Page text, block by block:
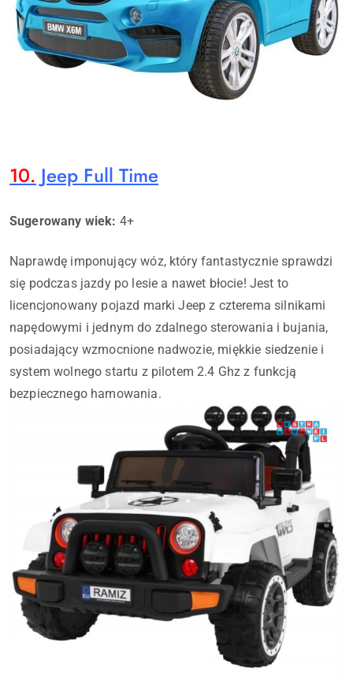
10. Jeep Full Time
Sugerowany wiek: 4+
Naprawdę imponujący wóz, który fantastycznie sprawdzi
się podczas jazdy po lesie a nawet błocie! Jest to
licencjonowany pojazd marki Jeep z czterema silnikami
napędowymi i jednym do zdalnego sterowania i bujania,
posiadający wzmocnione nadwozie, miękkie siedzenie i
system wolnego startu z pilotem 2.4 Ghz z funkcją
bezpiecznego hamowania.